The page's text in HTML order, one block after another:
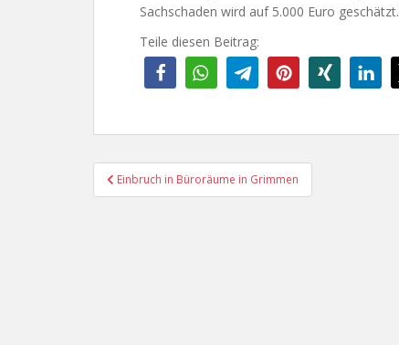
Sachschaden wird auf 5.000 Euro geschätzt.
Teile diesen Beitrag:
Beitragsnavigation
Einbruch in Büroräume in Grimmen